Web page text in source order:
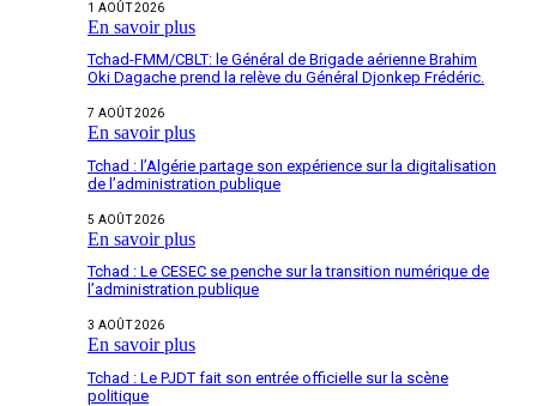
1 AOÛT 2026
En savoir plus
Tchad-FMM/CBLT: le Général de Brigade aérienne Brahim
Oki Dagache prend la relève du Général Djonkep Frédéric.
7 AOÛT 2026
En savoir plus
Tchad : l’Algérie partage son expérience sur la digitalisation
de l’administration publique
5 AOÛT 2026
En savoir plus
Tchad : Le CESEC se penche sur la transition numérique de
l’administration publique
3 AOÛT 2026
En savoir plus
Tchad : Le PJDT fait son entrée officielle sur la scène
politique